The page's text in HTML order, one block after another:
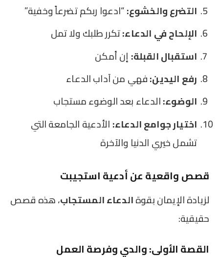
التضرع والخشوع:“ادعوا ربكم تضرعاً وخفية”
الإلحاح في الدعاء:تكرر طلبك ولا تمل
استقبال القبلة:إن أمكن
رفع اليدين:فهي من آداب الدعاء
الوضوء:الدعاء بعد الوضوء مستجاب
اختيار جوامع الدعاء:الأدعية الجامعة التي
تشمل خيري الدنيا والآخرة
قصص واقعية عن أدعية استجيبت
لزيادة الإيمان بقوةالدعاء المستجاب، هذه قصص
حقيقية:
القصة الأولى: والدي وفرصة العمل